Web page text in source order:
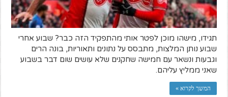
תגידו, מישהו מוכן לפטר אותי מהתפקיד הזה כבר? שבוע אחרי
שבוע נותן המלצות, מתבסס על נתונים ותאוריות, בונה הרים
וגבעות ונשאר עם חמישה שחקנים שלא עושים שום דבר בשבוע
שאני ממליץ עליהם.
המשך לקרוא »